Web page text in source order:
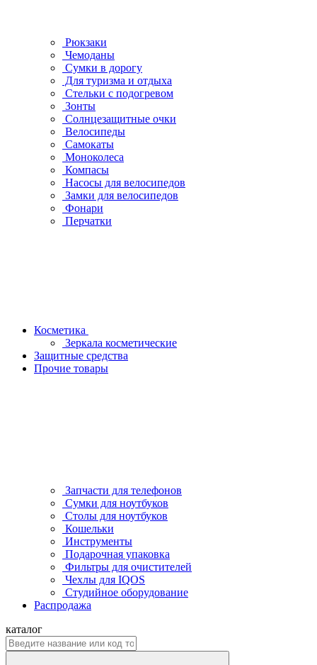
Рюкзаки
Чемоданы
Сумки в дорогу
Для туризма и отдыха
Стельки с подогревом
Зонты
Солнцезащитные очки
Велосипеды
Самокаты
Моноколеса
Компасы
Насосы для велосипедов
Замки для велосипедов
Фонари
Перчатки
Косметика
Зеркала косметические
Защитные средства
Прочие товары
Запчасти для телефонов
Сумки для ноутбуков
Столы для ноутбуков
Кошельки
Инструменты
Подарочная упаковка
Фильтры для очистителей
Чехлы для IQOS
Студийное оборудование
Распродажа
каталог